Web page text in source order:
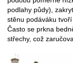
podlahy půdy),
stěnu podáváku
Často se prkna
střechy, což